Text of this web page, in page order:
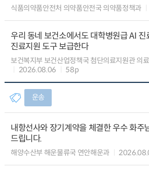
식품의약품안전처 의약품안전국 의약품정책과
우리 동네 보건소에서도 대학병원급 AI 진
진료지원 도구 보급한다
보건복지부 보건산업정책국 첨단의료지원관 의
2026.08.06
58p
운송
내항선사와 장기계약을 체결한 우수 화주
드립니다.
해양수산부 해운물류국 연안해운과